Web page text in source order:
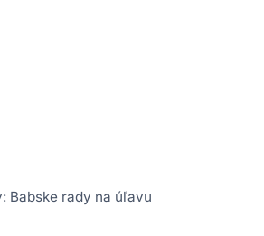
Babske rady na úľavu